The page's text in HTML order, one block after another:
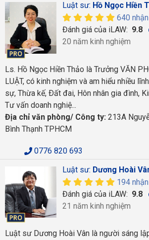
Luật sư: Hồ Ngọc Hiền
640
Đánh giá của iLAW: 9.8
20 năm kinh nghiệm
Ls. Hồ Ngọc Hiền Thảo là Trưởng VĂN
LUẬT, có kinh nghiệm và am hiểu nhiều
sự, Thừa kế, Ðất đai, Hôn nhân gia đình,
Tư vấn doanh nghiệ...
Địa chỉ văn phòng/ Công ty: 213A
Bình Thạnh TPHCM
0776 820 693
Luật sư: Dương Hoài
194
Đánh giá của iLAW: 9.8
21 năm kinh nghiệm
Luật sư Dương Hoài Vân là người sáng